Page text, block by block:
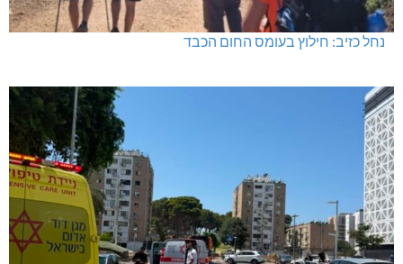
נחל כזיב: חילוץ בעומס החום הכבד